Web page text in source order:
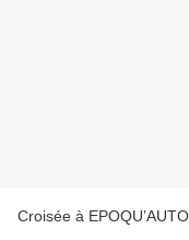
Croisée à